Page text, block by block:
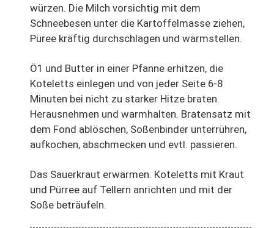
würzen. Die Milch vorsichtig mit dem
Schneebesen unter die Kartoffelmasse ziehen,
Püree kräftig durchschlagen und warmstellen.
Ö1 und Butter in einer Pfanne erhitzen, die
Koteletts einlegen und von jeder Seite 6-8
Minuten bei nicht zu starker Hitze braten.
Herausnehmen und warmhalten. Bratensatz mit
dem Fond ablöschen, Soßenbinder unterrühren,
aufkochen, abschmecken und evtl. passieren.
Das Sauerkraut erwärmen. Koteletts mit Kraut
und Pürree auf Tellern anrichten und mit der
Soße beträufeln.